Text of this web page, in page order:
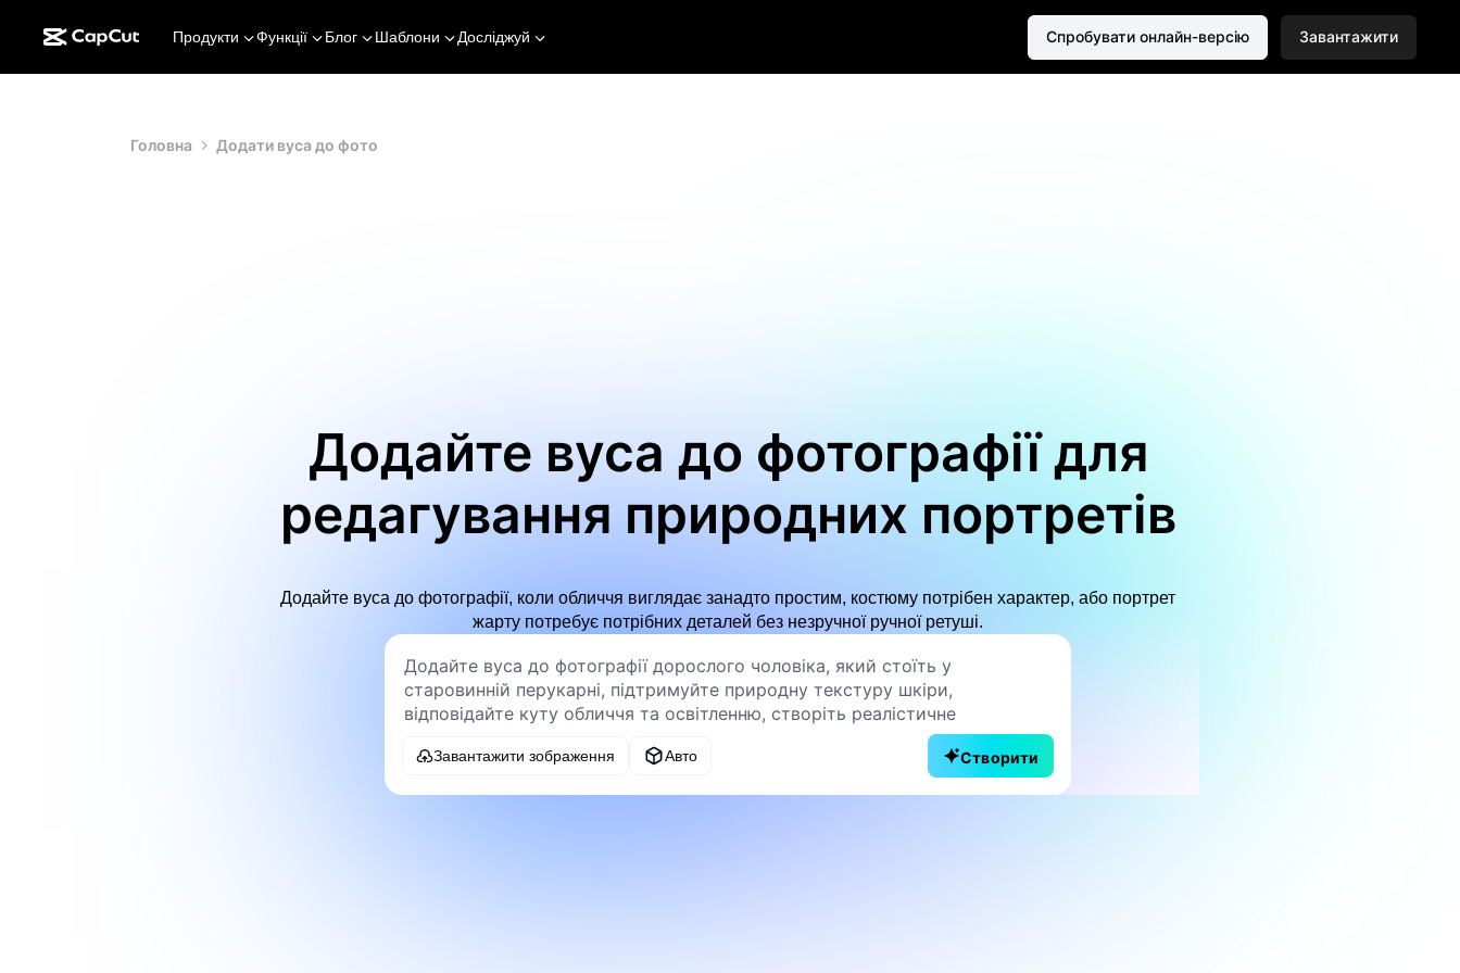
Продукти Функції Блог Шаблони Досліджуй Спробувати онлайн-версію Завантажити
Головна Додати вуса до фото
Додайте вуса до фотографії для
редагування природних портретів
Додайте вуса до фотографії, коли обличчя виглядає занадто простим, костюму потрібен характер, або портрет
жарту потребує потрібних деталей без незручної ручної ретуші.
Завантажити зображення Авто Створити